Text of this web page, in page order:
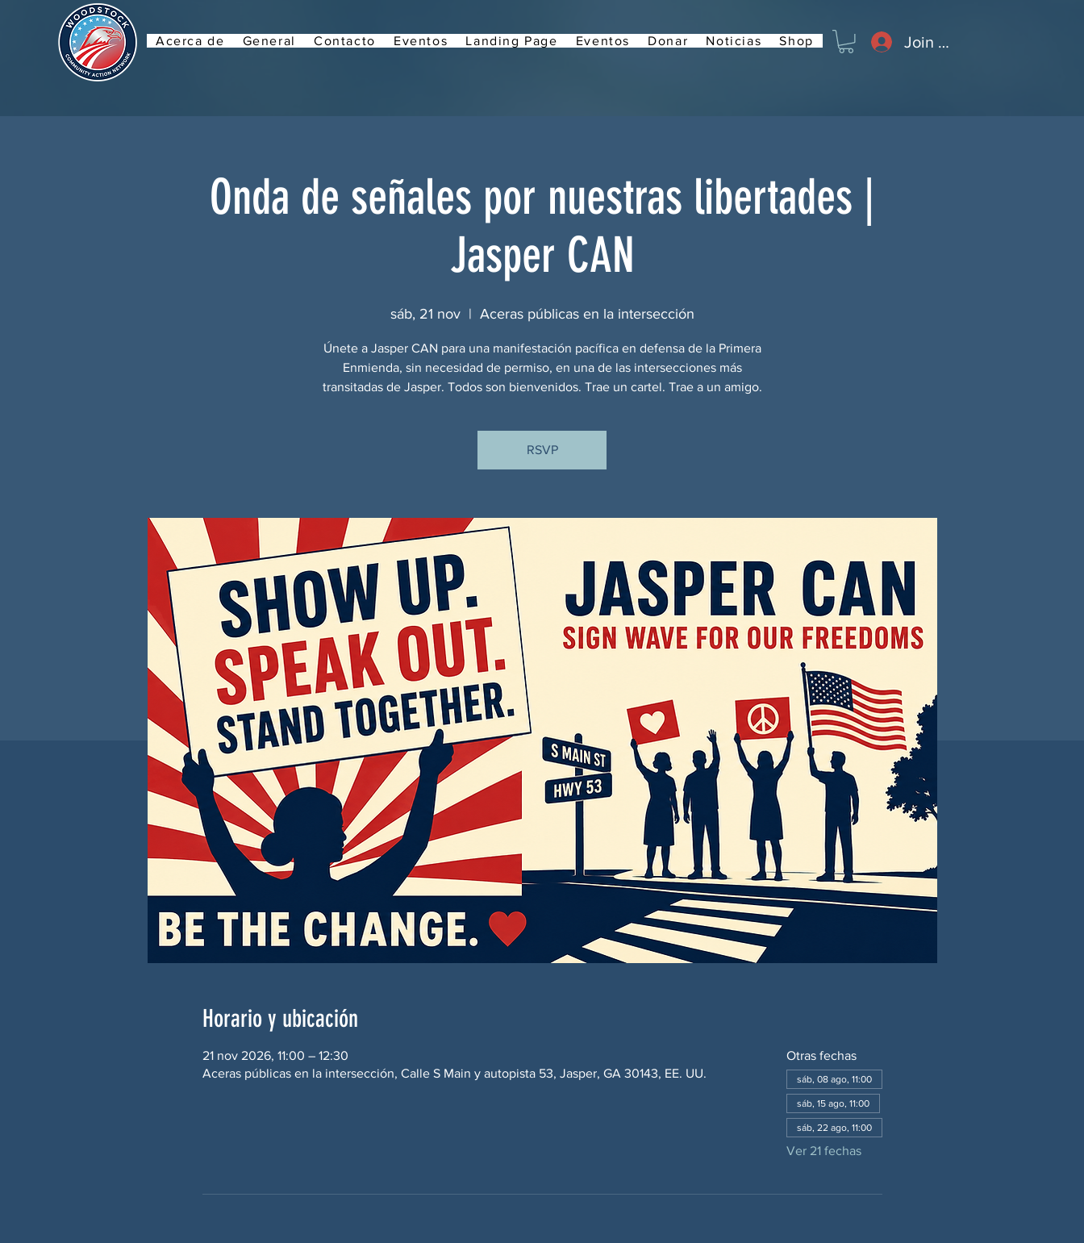
Acerca de General Contacto Eventos Landing Page Eventos Donar Noticias Shop Join or Log In
Onda de señales por nuestras libertades |
Jasper CAN
sáb, 21 nov
  |
Aceras públicas en la intersección
Únete a Jasper CAN para una manifestación pacífica en defensa de la Primera
Enmienda, sin necesidad de permiso, en una de las intersecciones más
transitadas de Jasper. Todos son bienvenidos. Trae un cartel. Trae a un amigo.
RSVP
Horario y ubicación
21 nov 2026, 11:00 – 12:30
Aceras públicas en la intersección, Calle S Main y autopista 53, Jasper, GA 30143, EE. UU.
Otras fechas
sáb, 08 ago, 11:00
sáb, 15 ago, 11:00
sáb, 22 ago, 11:00
Ver 21 fechas